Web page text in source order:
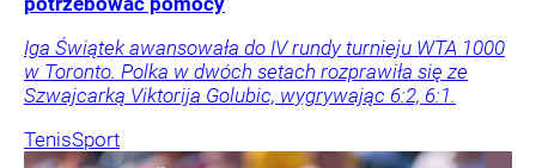
Iga Świątek awansowała do IV rundy turnieju WTA 1000
w Toronto. Polka w dwóch setach rozprawiła się ze
Szwajcarką Viktorija Golubic, wygrywając 6:2, 6:1.
TenisSport